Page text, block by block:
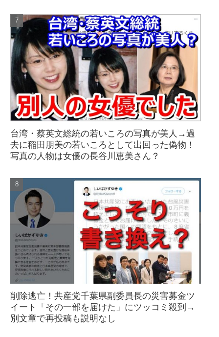
台湾・蔡英文総統の若いころの写真が美人→過
去に稲田朋美の若いころとして出回った偽物！
写真の人物は女優の長谷川恵美さん？
削除逃亡！共産党千葉県副委員長の災害募金ツ
イート「その一部を届けた」にツッコミ殺到→
別文章で再投稿も説明なし